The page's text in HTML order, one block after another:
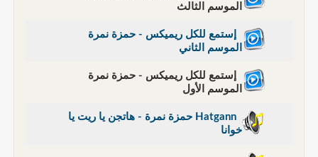
الموسم الثالث
إستمع للكل ريميكس - حمزة نمرة
الموسم الثاني
إستمع للكل ريميكس - حمزة نمرة
الموسم الأول
Hatgann حمزة نمرة - هاتجن يا ريت يا
خوانا